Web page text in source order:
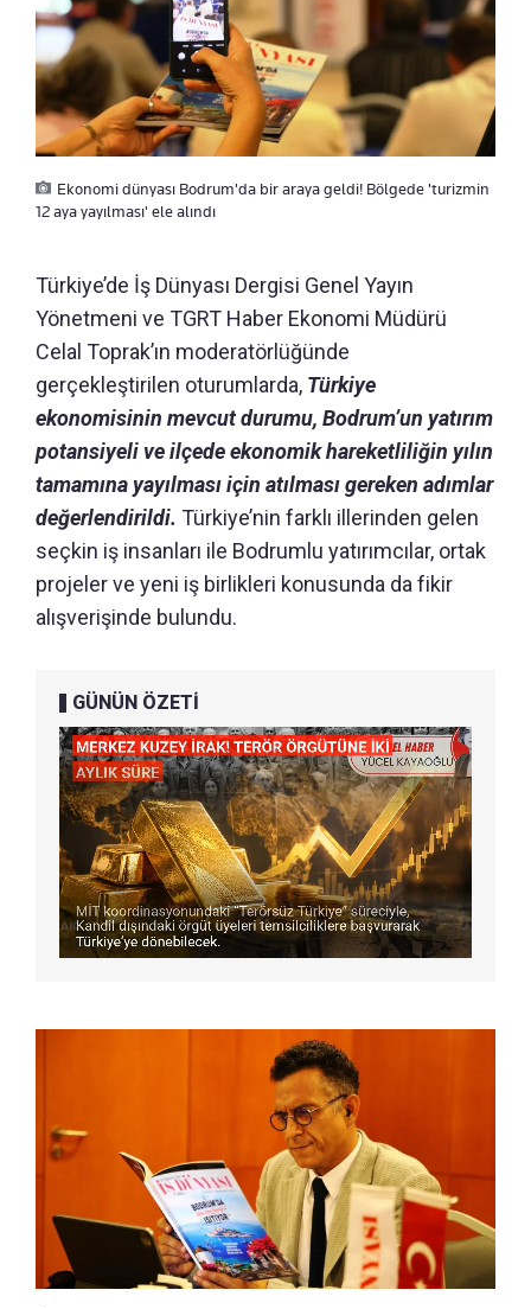
Ekonomi dünyası Bodrum'da bir araya geldi! Bölgede 'turizmin
12 aya yayılması' ele alındı
Türkiye’de İş Dünyası Dergisi Genel Yayın
Yönetmeni ve TGRT Haber Ekonomi Müdürü
Celal Toprak’ın moderatörlüğünde
gerçekleştirilen oturumlarda, Türkiye
ekonomisinin mevcut durumu, Bodrum’un yatırım
potansiyeli ve ilçede ekonomik hareketliliğin yılın
tamamına yayılması için atılması gereken adımlar
değerlendirildi. Türkiye’nin farklı illerinden gelen
seçkin iş insanları ile Bodrumlu yatırımcılar, ortak
projeler ve yeni iş birlikleri konusunda da fikir
alışverişinde bulundu.
GÜNÜN ÖZETİ